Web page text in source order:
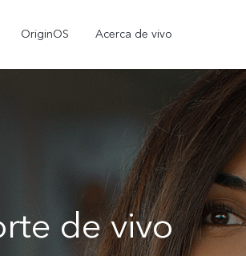
OriginOS Acerca de vivo
de vivo